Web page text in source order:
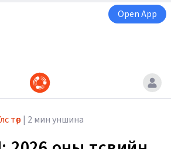
Open App
төр | 2 мин уншина